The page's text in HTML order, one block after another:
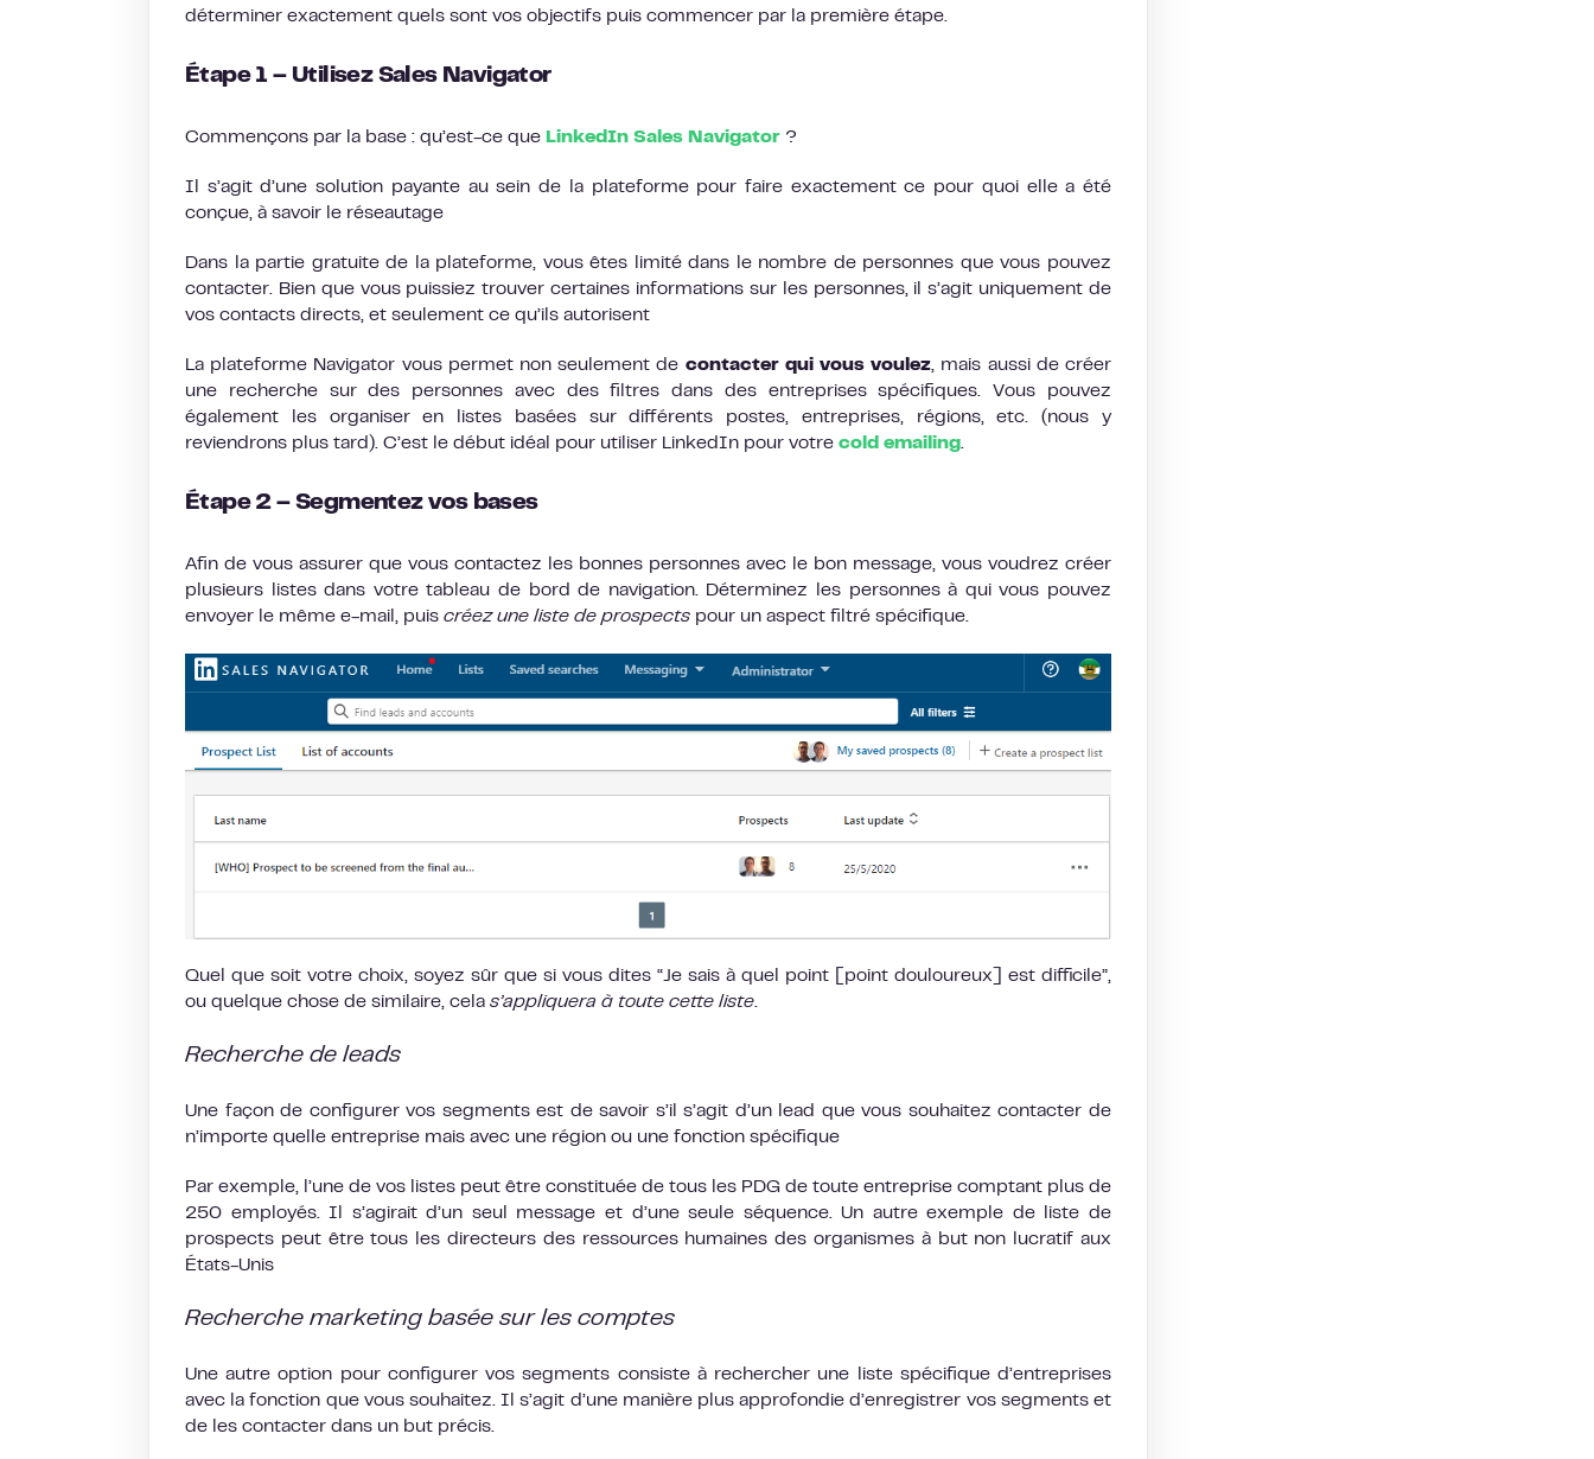
déterminer exactement quels sont vos objectifs puis commencer par la première étape.
Étape 1 – Utilisez Sales Navigator
Commençons par la base : qu’est-ce que LinkedIn Sales Navigator ?
Il s’agit d’une solution payante au sein de la plateforme pour faire exactement ce pour quoi elle a été
conçue, à savoir le réseautage
Dans la partie gratuite de la plateforme, vous êtes limité dans le nombre de personnes que vous pouvez
contacter. Bien que vous puissiez trouver certaines informations sur les personnes, il s’agit uniquement de
vos contacts directs, et seulement ce qu’ils autorisent
La plateforme Navigator vous permet non seulement de contacter qui vous voulez, mais aussi de créer
une recherche sur des personnes avec des filtres dans des entreprises spécifiques. Vous pouvez
également les organiser en listes basées sur différents postes, entreprises, régions, etc. (nous y
reviendrons plus tard). C’est le début idéal pour utiliser LinkedIn pour votre cold emailing.
Étape 2 – Segmentez vos bases
Afin de vous assurer que vous contactez les bonnes personnes avec le bon message, vous voudrez créer
plusieurs listes dans votre tableau de bord de navigation. Déterminez les personnes à qui vous pouvez
envoyer le même e-mail, puis créez une liste de prospects pour un aspect filtré spécifique.
Quel que soit votre choix, soyez sûr que si vous dites “Je sais à quel point [point douloureux] est difficile”,
ou quelque chose de similaire, cela s’appliquera à toute cette liste
Recherche de leads
Une façon de configurer vos segments est de savoir s’il s’agit d’un lead que vous souhaitez contacter de
n’importe quelle entreprise mais avec une région ou une fonction spécifique
Par exemple, l’une de vos listes peut être constituée de tous les PDG de toute entreprise comptant plus de
250 employés. Il s’agirait d’un seul message et d’une seule séquence. Un autre exemple de liste de
prospects peut être tous les directeurs des ressources humaines des organismes à but non lucratif aux
États-Unis
Recherche marketing basée sur les comptes
Une autre option pour configurer vos segments consiste à rechercher une liste spécifique d’entreprises
avec la fonction que vous souhaitez. Il s’agit d’une manière plus approfondie d’enregistrer vos segments et
de les contacter dans un but précis.